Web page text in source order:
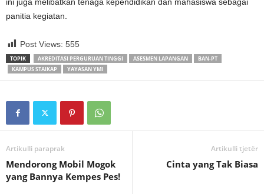
panitia kegiatan.
Post Views: 555
TOPIK AKREDITASI PERGURUAN TINGGI ASESMEN LAPANGAN
BAN-PT
KAMPUS STAIKAP
YAYASAN YMI
Artikulli paraprak
Mendorong Mobil Mogok
yang Bannya Kempes Pes!
Artikulli tjetër
Cinta yang Tak Biasa